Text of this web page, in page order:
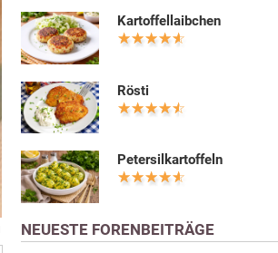
Kartoffellaibchen
Rösti
Petersilkartoffeln
NEUESTE FORENBEITRÄGE